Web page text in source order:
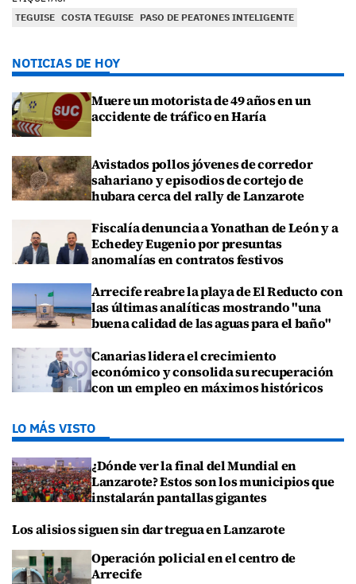
TEGUISE COSTA TEGUISE PASO DE PEATONES INTELIGENTE
NOTICIAS DE HOY
Muere un motorista de 49 años en un
accidente de tráfico en Haría
Avistados pollos jóvenes de corredor
sahariano y episodios de cortejo de
hubara cerca del rally de Lanzarote
Fiscalía denuncia a Yonathan de León y a
Echedey Eugenio por presuntas
anomalías en contratos festivos
Arrecife reabre la playa de El Reducto con
las últimas analíticas mostrando "una
buena calidad de las aguas para el baño"
Canarias lidera el crecimiento
económico y consolida su recuperación
con un empleo en máximos históricos
LO MÁS VISTO
¿Dónde ver la final del Mundial en
Lanzarote? Estos son los municipios que
instalarán pantallas gigantes
Los alisios siguen sin dar tregua en Lanzarote
Operación policial en el centro de
Arrecife